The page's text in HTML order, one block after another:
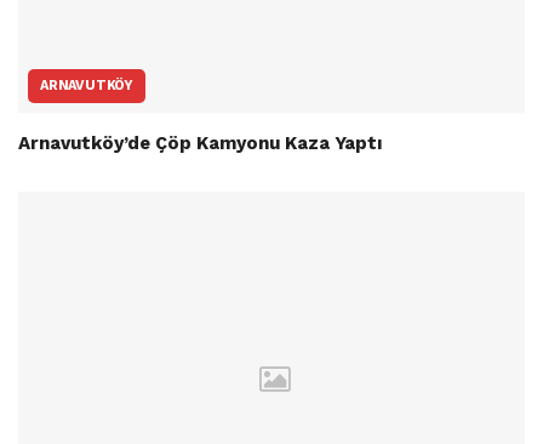
ARNAVUTKÖY
Arnavutköy’de Çöp Kamyonu Kaza Yaptı